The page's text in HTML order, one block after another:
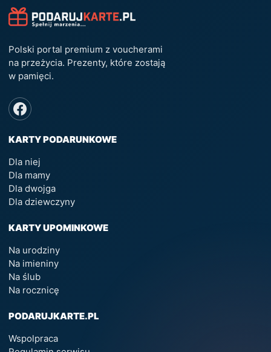
Polski portal premium z voucherami
na przeżycia. Prezenty, które zostają
w pamięci.
KARTY PODARUNKOWE
Dla niej
Dla mamy
Dla dwojga
Dla dziewczyny
KARTY UPOMINKOWE
Na urodziny
Na imieniny
Na ślub
Na rocznicę
PODARUJKARTE.PL
Wspolpraca